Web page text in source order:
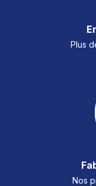
Plus
Nos